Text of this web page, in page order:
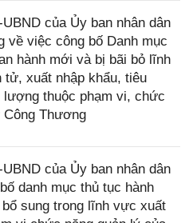
của Ủy ban nhân dân
về việc công bố Danh mục
hành mới và bị bãi bỏ lĩnh
xuất nhập khẩu, tiêu
thuộc phạm vi, chức
Công Thương
của Ủy ban nhân dân
danh mục thủ tục hành
sung trong lĩnh vực xuất